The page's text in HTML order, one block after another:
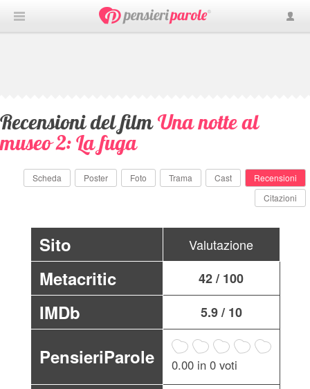
Recensioni del filmUna notte al
museo 2: La fuga
Scheda Poster Foto Trama Cast
Recensioni
Citazioni
Sito Valutazione
Metacritic 42 / 100
IMDb 5.9 / 10
PensieriParole 0.00 in 0 voti